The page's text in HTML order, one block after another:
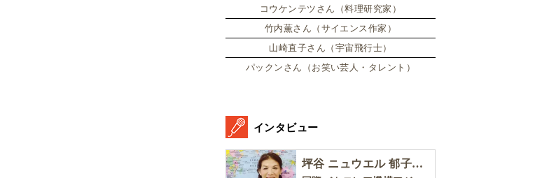
コウケンテツさん（料理研究家）
竹内薫さん（サイエンス作家）
山崎直子さん（宇宙飛行士）
パックンさん（お笑い芸人・タレント）
インタビュー
坪谷 ニュウエル 郁子さん［後編］